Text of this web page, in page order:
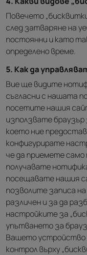
Повечето
след затваряне на
постоянни и като
определено време.
5. Как да
Вие ще видите
съгласни с нашата
посетите нашия
използвате
което ние
конфигурирате
че да приемете само
получавате
посещавате нашия
позволите записа
различен и за да
настройките за
упътването за
Вашето устройство
контрол върху